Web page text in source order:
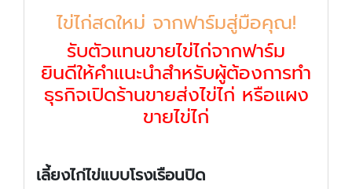
ไข่ไก่สดใหม่ จากฟาร์มสู่มือคุณ!
รับตัวแทนขายไข่ไก่จากฟาร์ม
ยินดีให้คำแนะนำสำหรับผู้ต้องการทำ
ธุรกิจเปิดร้านขายส่งไข่ไก่ หรือแผง
ขายไข่ไก่
เลี้ยงไก่ไข่แบบโรงเรือนปิด